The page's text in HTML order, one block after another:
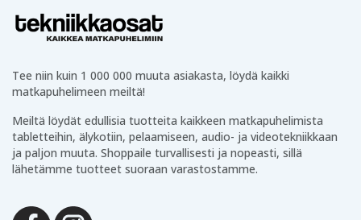
Tekniikkaa arkeen
tuotteita kutenpowerbankeja,paristoja,
valaistustuotteita,kaapeleita
Tekniikkaosien hyvät arviot ja palautteet
Olemme ylpeitä Tekniikkaosien hyvistä arvioista
Trustpilotissa, Googlessa ja muilla alustoilla.
toimituksen ja nopean toimituksen varastoltamme.
Tee niin kuin 1 000 000 muuta asiakasta, löydä kaikki
matkapuhelimeen meiltä!
Meiltä löydät edullisia tuotteita kaikkeen matkapuhelimista
tabletteihin, älykotiin, pelaamiseen, audio- ja videotekniikkaan
ja paljon muuta. Shoppaile turvallisesti ja nopeasti, sillä
lähetämme tuotteet suoraan varastostamme.